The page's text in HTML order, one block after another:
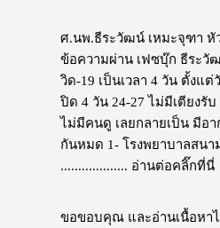
ศ.นพ.ธีระวัฒน์ เหมะจุฑา
ข้อความผ่าน เฟซบุ๊ก ธีระวัฒ
วิด-19 เป็นเวลา 4 วัน ตั้งแ
ปิด 4 วัน 24-27 ไม่มีเตียงรั
ไม่มีคนดู เลยกลายเป็น มีอ
กันหมด 1- โรงพยาบาลสน
................... อ่านต่อคลิ๊กที่นี่
ขอขอบคุณ และอ่านเนื้อหา